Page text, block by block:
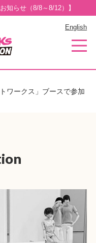
知らせ（8/8～8/12）】
English
ワークス」ブースで参加